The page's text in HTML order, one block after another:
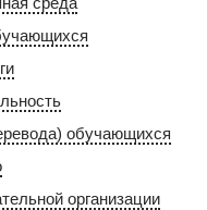
обучающихся
организации